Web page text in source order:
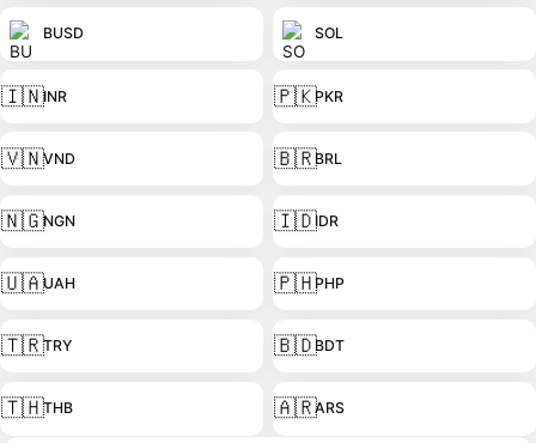
BUSD SOL
🇮🇳INR 🇵🇰PKR
🇻🇳VND 🇧🇷BRL
🇳🇬NGN 🇮🇩IDR
🇺🇦UAH 🇵🇭PHP
🇹🇷TRY 🇧🇩BDT
🇹🇭THB 🇦🇷ARS